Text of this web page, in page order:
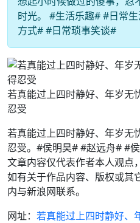
时光。 #生活乐趣# #日常
方式# #日常琐事笑谈#
若真能过上四时静好、年岁无
忍受
若真能过上四时静好、年岁无
忍受。#侯明昊# #赵远舟# #
文章内容仅代表作者本人观点
如有关于作品内容、版权或其
内与新浪网联系。
网址： 若真能过上四时静好、